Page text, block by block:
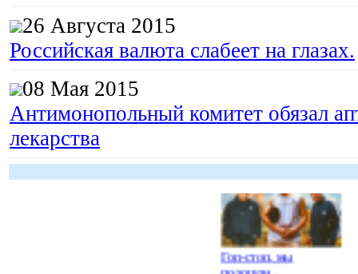
26 Августа 2015
Российская валюта слабеет на глазах.
08 Мая 2015
Антимонопольный комитет обязал
лекарства
Гоп-стоп, мы
подошли...